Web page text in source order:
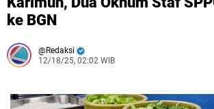
ke BGN
Redaksi
12/18/25, 02:02 WIB